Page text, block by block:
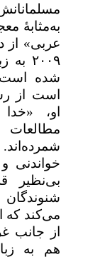
به‌مثابۀ
عربی» از
۲۰۰۹ به
شده
است از
او،
مطالعات
خواندنی
بی‌نظیر
می‌کند که
از جانب
هم به